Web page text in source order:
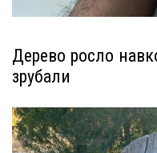
Дерево росло
зрубали